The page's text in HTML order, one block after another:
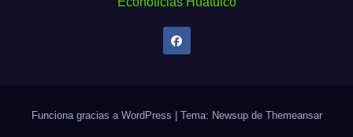
Funciona gracias a WordPress Tema: Newsup de Themeansar